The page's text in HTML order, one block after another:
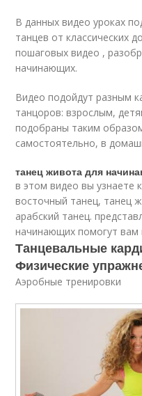
В данныхвидео уроках
танцев от классических
пошаговых видео ,
начинающих.
Видео подойдут разным
танцоров: взрослым,
подобраны таким
самостоятельно, в
танец живота для
в этом видео вы узнаете
восточный танец, танец
арабский танец.
начинающих помогут вам
Танцевальные
Физические
Аэробные тренировки